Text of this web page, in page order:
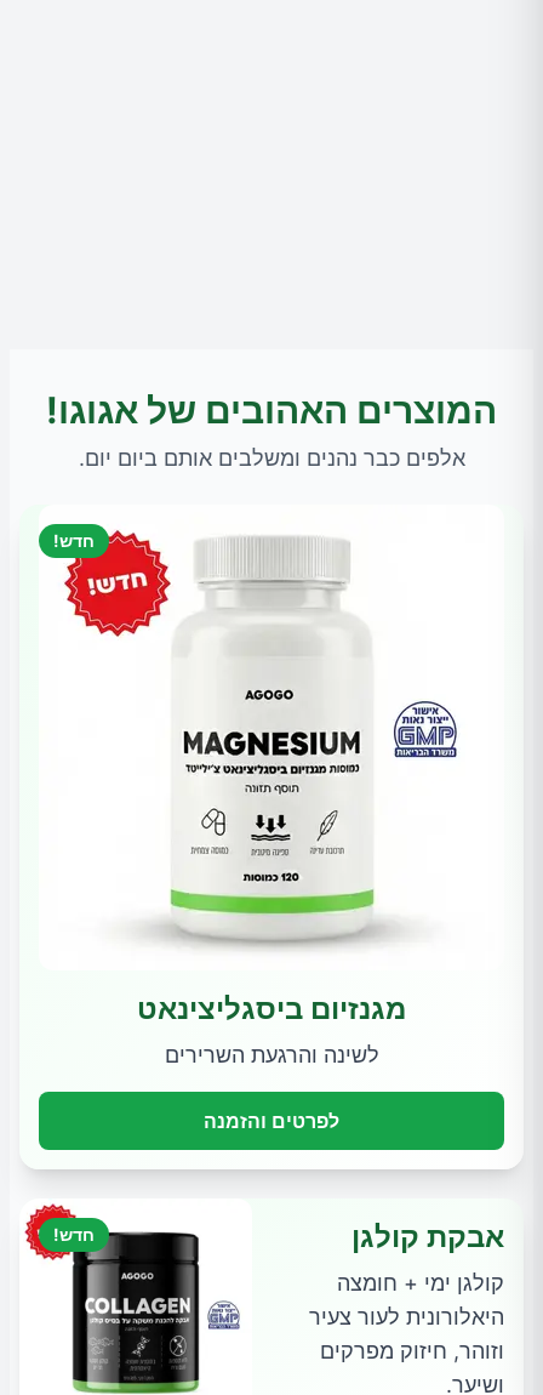
המוצרים האהובים של אגוגו!
אלפים כבר נהנים ומשלבים אותם ביום יום.
חדש!
מגנזיום ביסגליצינאט
לשינה והרגעת השרירים
לפרטים והזמנה
חדש! אבקת קולגן
קולגן ימי + חומצה
היאלורונית לעור צעיר
וזוהר, חיזוק מפרקים
ושיער.